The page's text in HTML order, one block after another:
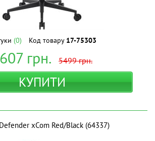
(0) Код товару 17-75303
грн. 5499грн.
КУПИТИ
xCom Red/Black (64337)